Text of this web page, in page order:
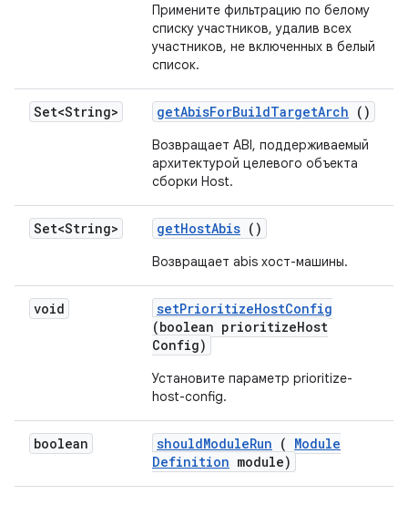
Примените фильтрацию по белому
списку участников, удалив всех
участников, не включенных в белый
список.
Set<String> getAbisForBuildTargetArch ()
Возвращает ABI, поддерживаемый
архитектурой целевого объекта
сборки Host.
Set<String> getHostAbis ()
Возвращает abis хост-машины.
void setPrioritizeHostConfig
(boolean prioritizeHost
Config)
Установите параметр prioritize-
host-config.
boolean shouldModuleRun ( Module
Definition module)